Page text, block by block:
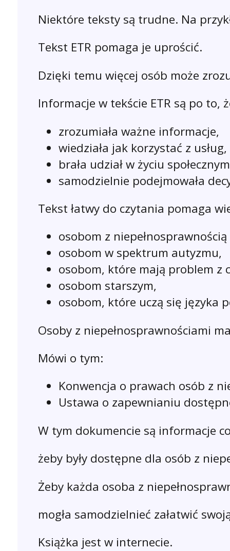
Niektóre teksty są trudne. Na
Tekst ETR pomaga je uprościć.
Dzięki temu więcej osób może
Informacje w tekście ETR są po to,
zrozumiała ważne informacje,
wiedziała jak korzystać z usług,
brała udział w życiu
samodzielnie podejmowała
Tekst łatwy do czytania pomaga
osobom z
osobom w spektrum autyzmu,
osobom, które mają problem z
osobom starszym,
osobom, które uczą się języka
Osoby z niepełnosprawnościami
Mówi o tym:
Konwencja o prawach osób z
Ustawa o zapewnianiu
W tym dokumencie są informacje
żeby były dostępne dla osób z
Żeby każda osoba z
mogła samodzielnieć załatwić
Książka jest w internecie.